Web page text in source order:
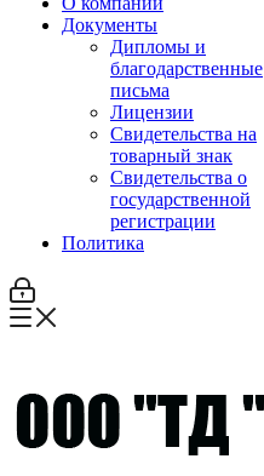
Документы
Дипломы и
благодарственные
письма
Лицензии
Свидетельства на
товарный знак
Свидетельства о
государственной
регистрации
Политика